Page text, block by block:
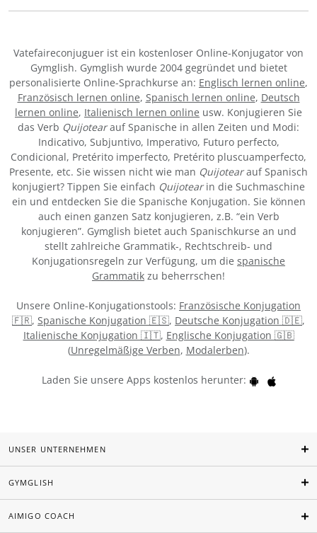
Vatefaireconjuguer ist ein kostenloser Online-Konjugator von
Gymglish. Gymglish wurde 2004 gegründet und bietet
personalisierte Online-Sprachkurse an: Englisch lernen online,
Französisch lernen online, Spanisch lernen online, Deutsch
lernen online, Italienisch lernen online usw. Konjugieren Sie
das Verb Quijotearauf Spanische in allen Zeiten und Modi:
Indicativo, Subjuntivo, Imperativo, Futuro perfecto,
Condicional, Pretérito imperfecto, Pretérito pluscuamperfecto,
Presente, etc. Sie wissen nicht wie man Quijotearauf Spanisch
konjugiert? Tippen Sie einfach Quijotearin die Suchmaschine
ein und entdecken Sie die Spanische Konjugation. Sie können
auch einen ganzen Satz konjugieren, z.B. “ein Verb
konjugieren”. Gymglish bietet auch Spanischkurse an und
stellt zahlreiche Grammatik-, Rechtschreib- und
Konjugationsregeln zur Verfügung, um die spanische
Grammatik zu beherrschen!
Unsere Online-Konjugationstools: Französische Konjugation
🇫🇷, Spanische Konjugation 🇪🇸, Deutsche Konjugation 🇩🇪,
Italienische Konjugation 🇮🇹, Englische Konjugation 🇬🇧
(Unregelmäßige Verben, Modalerben).
Laden Sie unsere Apps kostenlos herunter:
UNSER UNTERNEHMEN
GYMGLISH
AIMIGO COACH